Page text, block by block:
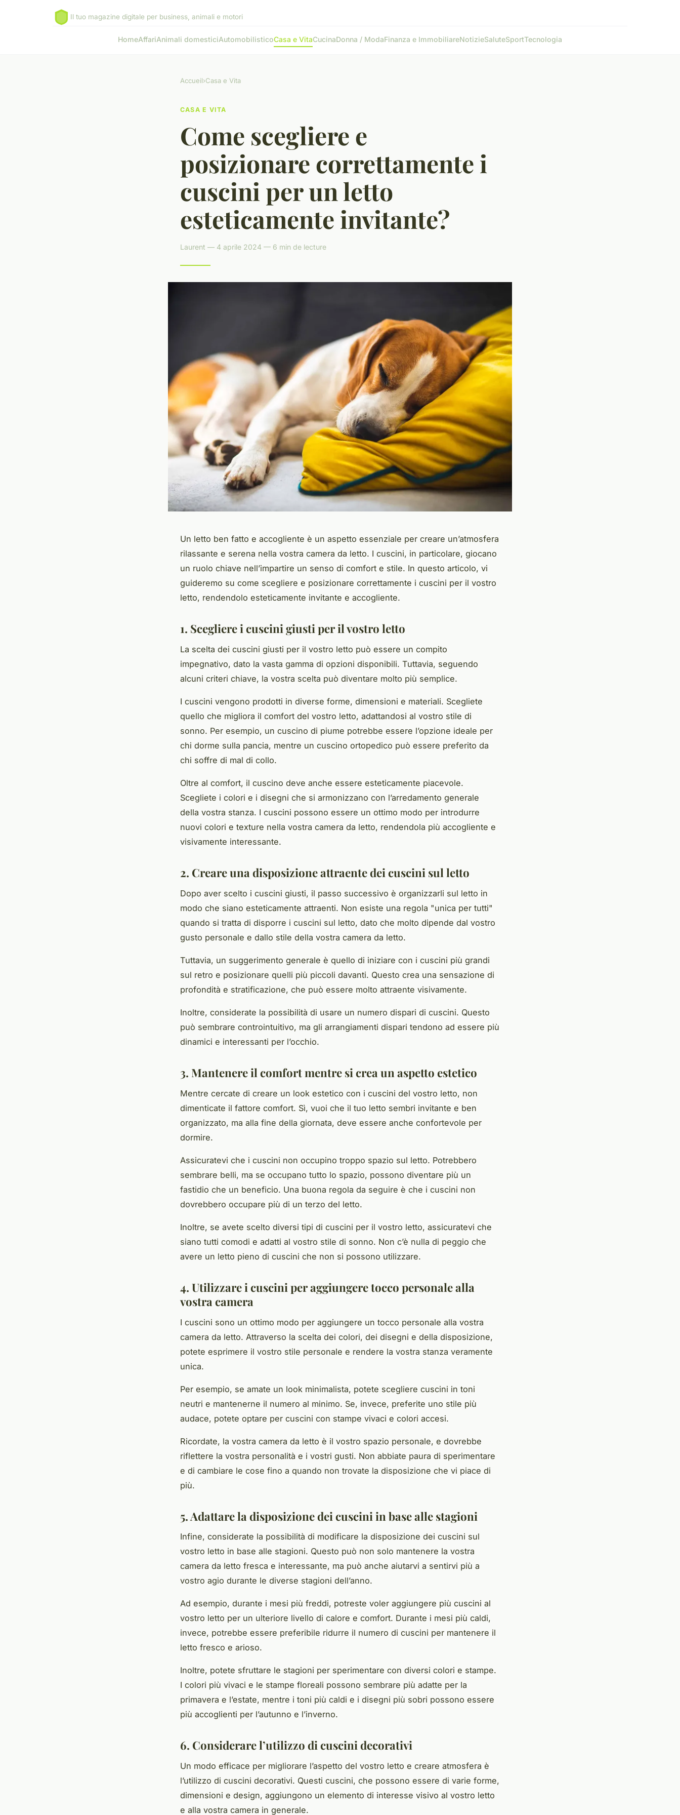
Il tuo magazine digitale per business, animali e motori
HomeAffariAnimali domesticiAutomobilisticoCasa e VitaCucinaDonna / ModaFinanza e ImmobiliareNotizieSaluteSportTecnologia
Accueil›Casa e Vita
CASA E VITA
Come scegliere e
posizionare correttamente i
cuscini per un letto
esteticamente invitante?
Laurent — 4 aprile 2024 — 6 min de lecture
Un letto ben fatto e accogliente è un aspetto essenziale per creare un’atmosfera
rilassante e serena nella vostra camera da letto. I cuscini, in particolare, giocano
un ruolo chiave nell’impartire un senso di comfort e stile. In questo articolo, vi
guideremo su come scegliere e posizionare correttamente i cuscini per il vostro
letto, rendendolo esteticamente invitante e accogliente.
1. Scegliere i cuscini giusti per il vostro letto
La scelta dei cuscini giusti per il vostro letto può essere un compito
impegnativo, dato la vasta gamma di opzioni disponibili. Tuttavia, seguendo
alcuni criteri chiave, la vostra scelta può diventare molto più semplice.
I cuscini vengono prodotti in diverse forme, dimensioni e materiali. Scegliete
quello che migliora il comfort del vostro letto, adattandosi al vostro stile di
sonno. Per esempio, un cuscino di piume potrebbe essere l’opzione ideale per
chi dorme sulla pancia, mentre un cuscino ortopedico può essere preferito da
chi soffre di mal di collo.
Oltre al comfort, il cuscino deve anche essere esteticamente piacevole.
Scegliete i colori e i disegni che si armonizzano con l’arredamento generale
della vostra stanza. I cuscini possono essere un ottimo modo per introdurre
nuovi colori e texture nella vostra camera da letto, rendendola più accogliente e
visivamente interessante.
2. Creare una disposizione attraente dei cuscini sul letto
Dopo aver scelto i cuscini giusti, il passo successivo è organizzarli sul letto in
modo che siano esteticamente attraenti. Non esiste una regola "unica per tutti"
quando si tratta di disporre i cuscini sul letto, dato che molto dipende dal vostro
gusto personale e dallo stile della vostra camera da letto.
Tuttavia, un suggerimento generale è quello di iniziare con i cuscini più grandi
sul retro e posizionare quelli più piccoli davanti. Questo crea una sensazione di
profondità e stratificazione, che può essere molto attraente visivamente.
Inoltre, considerate la possibilità di usare un numero dispari di cuscini. Questo
può sembrare controintuitivo, ma gli arrangiamenti dispari tendono ad essere più
dinamici e interessanti per l’occhio.
3. Mantenere il comfort mentre si crea un aspetto estetico
Mentre cercate di creare un look estetico con i cuscini del vostro letto, non
dimenticate il fattore comfort. Sì, vuoi che il tuo letto sembri invitante e ben
organizzato, ma alla fine della giornata, deve essere anche confortevole per
dormire.
Assicuratevi che i cuscini non occupino troppo spazio sul letto. Potrebbero
sembrare belli, ma se occupano tutto lo spazio, possono diventare più un
fastidio che un beneficio. Una buona regola da seguire è che i cuscini non
dovrebbero occupare più di un terzo del letto.
Inoltre, se avete scelto diversi tipi di cuscini per il vostro letto, assicuratevi che
siano tutti comodi e adatti al vostro stile di sonno. Non c’è nulla di peggio che
avere un letto pieno di cuscini che non si possono utilizzare.
4. Utilizzare i cuscini per aggiungere tocco personale alla
vostra camera
I cuscini sono un ottimo modo per aggiungere un tocco personale alla vostra
camera da letto. Attraverso la scelta dei colori, dei disegni e della disposizione,
potete esprimere il vostro stile personale e rendere la vostra stanza veramente
unica.
Per esempio, se amate un look minimalista, potete scegliere cuscini in toni
neutri e mantenerne il numero al minimo. Se, invece, preferite uno stile più
audace, potete optare per cuscini con stampe vivaci e colori accesi.
Ricordate, la vostra camera da letto è il vostro spazio personale, e dovrebbe
riflettere la vostra personalità e i vostri gusti. Non abbiate paura di sperimentare
e di cambiare le cose fino a quando non trovate la disposizione che vi piace di
più.
5. Adattare la disposizione dei cuscini in base alle stagioni
Infine, considerate la possibilità di modificare la disposizione dei cuscini sul
vostro letto in base alle stagioni. Questo può non solo mantenere la vostra
camera da letto fresca e interessante, ma può anche aiutarvi a sentirvi più a
vostro agio durante le diverse stagioni dell’anno.
Ad esempio, durante i mesi più freddi, potreste voler aggiungere più cuscini al
vostro letto per un ulteriore livello di calore e comfort. Durante i mesi più caldi,
invece, potrebbe essere preferibile ridurre il numero di cuscini per mantenere il
letto fresco e arioso.
Inoltre, potete sfruttare le stagioni per sperimentare con diversi colori e stampe.
I colori più vivaci e le stampe floreali possono sembrare più adatte per la
primavera e l’estate, mentre i toni più caldi e i disegni più sobri possono essere
più accoglienti per l’autunno e l’inverno.
6. Considerare l’utilizzo di cuscini decorativi
Un modo efficace per migliorare l’aspetto del vostro letto e creare atmosfera è
l’utilizzo di cuscini decorativi. Questi cuscini, che possono essere di varie forme,
dimensioni e design, aggiungono un elemento di interesse visivo al vostro letto
e alla vostra camera in generale.